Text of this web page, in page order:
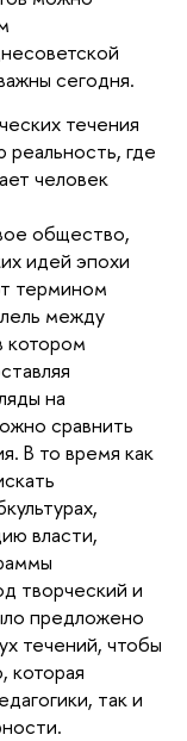
сегодня.
течения
где
человек
общество,
идей эпохи
термином
между
котором
на
сравнить
В то время как
власти,
творческий и
предложено
течений, чтобы
которая
так и